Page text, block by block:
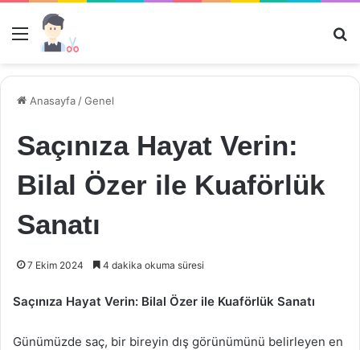
Menü
Anasayfa /Genel
Saçınıza Hayat Verin:
Bilal Özer ile Kuaförlük
Sanatı
7 Ekim 2024 4 dakika okuma süresi
Saçınıza Hayat Verin: Bilal Özer ile Kuaförlük Sanatı
Günümüzde saç, bir bireyin dış görünümünü belirleyen en